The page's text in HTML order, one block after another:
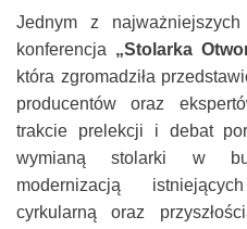
Jednym z
konferencja „Stolarka
która zgromadziła
producentów oraz
trakcie prelekcji i debat
wymianą stolarki w
modernizacją
cyrkularną oraz